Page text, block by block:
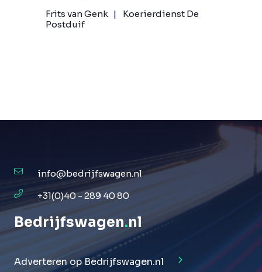
Frits van Genk
Koerierdienst De
Postduif
info@bedrijfswagen.nl
+31(0)40 - 289 40 80
Bedrijfswagen.nl
Adverteren op Bedrijfswagen.nl